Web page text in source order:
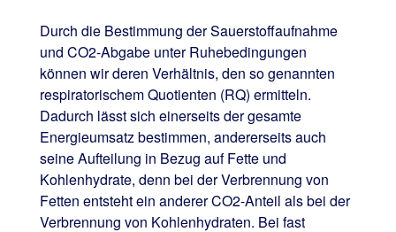
Durch die Bestimmung der Sauerstoffaufnahme
und CO2-Abgabe unter Ruhebedingungen
können wir deren Verhältnis, den so genannten
respiratorischem Quotienten (RQ) ermitteln.
Dadurch lässt sich einerseits der gesamte
Energieumsatz bestimmen, andererseits auch
seine Aufteilung in Bezug auf Fette und
Kohlenhydrate, denn bei der Verbrennung von
Fetten entsteht ein anderer CO2-Anteil als bei der
Verbrennung von Kohlenhydraten. Bei fast